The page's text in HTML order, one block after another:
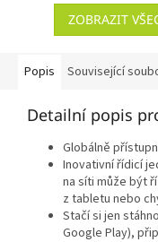
ZOBRAZIT
Popis Související
Detailní popis
Globálně
Inovativní řídicí
na síti může být
z tabletu nebo
Stačí si jen
Google Play),